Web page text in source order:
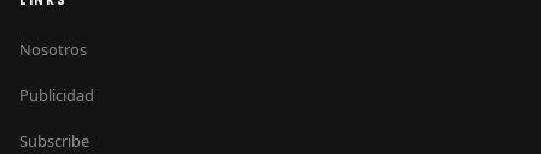
Nosotros
Publicidad
Subscribe